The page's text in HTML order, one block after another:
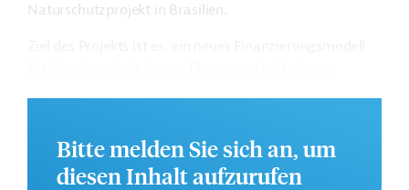
Naturschutzprojekt in Brasilien.
Weitere Informationen zu dem Entwicklungsprojekt
finden Sie auf der
Webseite der IDB.
Bitte melden Sie sich an, um
diesen Inhalt aufzurufen